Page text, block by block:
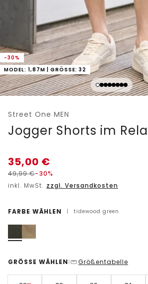
-30%
MODEL: 1,87M | GRÖSSE: 32
Street One MEN
Jogger Shorts im
35,00 €
49,99€-30%
inkl. MwSt. zzgl. Versandkosten
FARBE WÄHLEN | tidewood green
GRÖSSE WÄHLEN | Größentabelle